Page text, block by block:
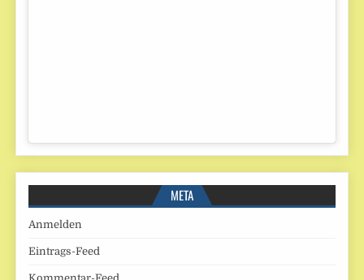
META
Anmelden
Eintrags-Feed